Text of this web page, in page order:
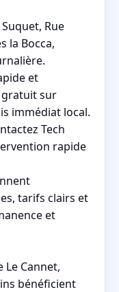
Rue
la Bocca,
et
sur
immédiat local.
Tech
rapide
tarifs clairs et
et
Le Cannet,
bénéficient